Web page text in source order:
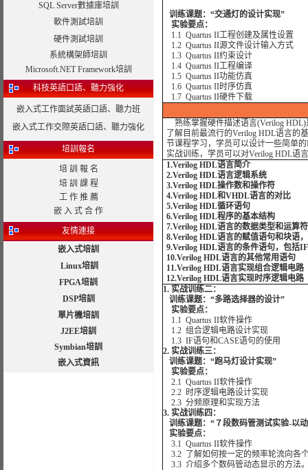
SQL Server數據庫培訓
軟件測試培訓
硬件測試培訓
系統構架師培訓
Microsoft.NET Framework培訓
科技英語口語、聽力強化
嵌入式工作面試英語口語、聽力班
嵌入式工作交際英語口語、聽力強化
培訓報名
培 訓 報 名
培 訓 課 程
工 作 推 薦
嵌 入 式 合 作
友情連接
嵌入式培訓
Linux培訓
FPGA培訓
DSP培訓
單片機培訓
J2EE培訓
Symbian培訓
嵌入式資訊
训练课题：“交通灯的设计实现”
实验要点：
1.1 Quartus II工程创建及属性设置
1.2 Quartus II源文件设计输入方式
1.3 Quartus II约束设计
1.4 Quartus II工程编译
1.5 Quartus II功能仿真
1.6 Quartus II时序仿真
1.7 Quartus II硬件下载
熟练掌握硬件描述语言(Verilog
了解目前最流行的Verilog HDL语言的
节课程学习，学员可以设计一些简单
实战训练，学员可以对Verilog HDL语
1.Verilog HDL语言简介
2.Verilog HDL语言逻辑系统
3.Verilog HDL操作数和操作符
4.Verilog HDL和VHDL语言的对比
5.Verilog HDL循环语句
6.Verilog HDL程序的基本结构
7.Verilog HDL语言的数据类型和运算符
8.Verilog HDL语言的赋值语句和块语
9.Verilog HDL语言的条件语句，包括
10.Verilog HDL语言的其他常用语句
11.Verilog HDL语言实现组合逻辑电路
12.Verilog HDL语言实现时序逻辑电路
1. 实战训练二：
训练课题：“多路选择器的设计”
实验要点：
1.1 Quartus II软件操作
1.2 组合逻辑电路设计实现
1.3 IF语句和CASE语句的使用
2. 实战训练三：
训练课题：“跑马灯设计实现”
实验要点：
2.1 Quartus II软件操作
2.2 时序逻辑电路设计实现
2.3 分频原理和实现方法
3. 实战训练四：
训练课题：“７段数码管测试实验-以
实验要点：
3.1 Quartus II软件操作
3.2 了解如何按一定的频率轮流向各
3.3 介绍多个数码管动态显示的方法